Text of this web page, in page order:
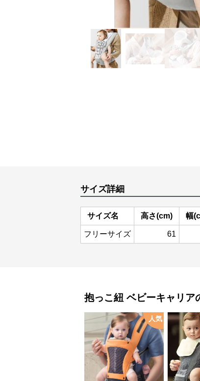
サイズ詳細
サイズ名 高さ(cm) 幅
フリーサイズ 61
抱っこ紐 ベビーキャリア
人気